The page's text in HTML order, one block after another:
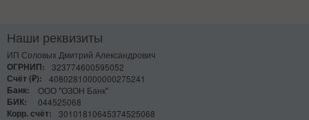
Наши реквизиты
ИП Соловых Дмитрий Александрович
ОГРНИП:
323774600595052
Счёт (₽):
40802810000000275241
Банк:
ООО "ОЗОН Банк"
БИК:
044525068
Корр. счёт:
30101810645374525068